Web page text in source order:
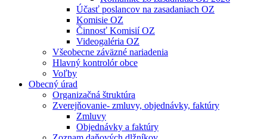
Účasť poslancov na zasadaniach OZ
Komisie OZ
Činnosť Komisií OZ
Videogaléria OZ
Všeobecne záväzné nariadenia
Hlavný kontrolór obce
Voľby
Obecný úrad
Organizačná štruktúra
Zverejňovanie- zmluvy, objednávky, faktúry
Zmluvy
Objednávky a faktúry